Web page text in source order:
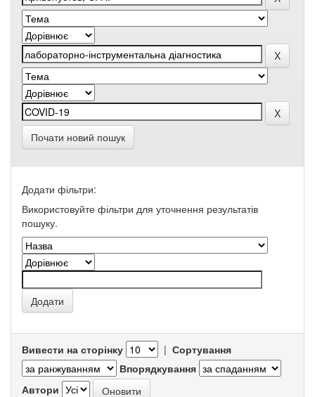
Почати новий пошук
Додати фільтри:
Використовуйте фільтри для уточнення результатів
пошуку.
Вивести на сторінку | Сортування
Впорядкування
Автори